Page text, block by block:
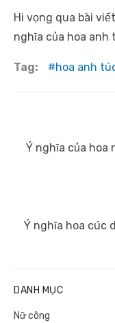
Hi vọng qua bài
nghĩa của hoa anh
Tag: hoa anh
hướng
Previous
Ý nghĩa của hoa
Next
Ý nghĩa hoa cúc
DANH MỤC
Nữ công